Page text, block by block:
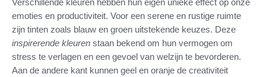
emoties en productiviteit. Voor een serene en rustige ruimte
zijn tinten zoals blauw en groen uitstekende keuzes. Deze
inspirerende kleuren staan bekend om hun vermogen om
stress te verlagen en een gevoel van welzijn te bevorderen.
Aan de andere kant kunnen geel en oranje de creativiteit